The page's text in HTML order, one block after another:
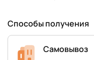
Способы получения
Самовывоз